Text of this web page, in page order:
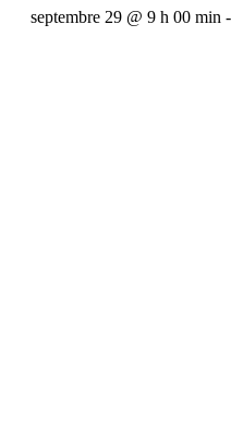
septembre 29 @ 9 h 00 min -